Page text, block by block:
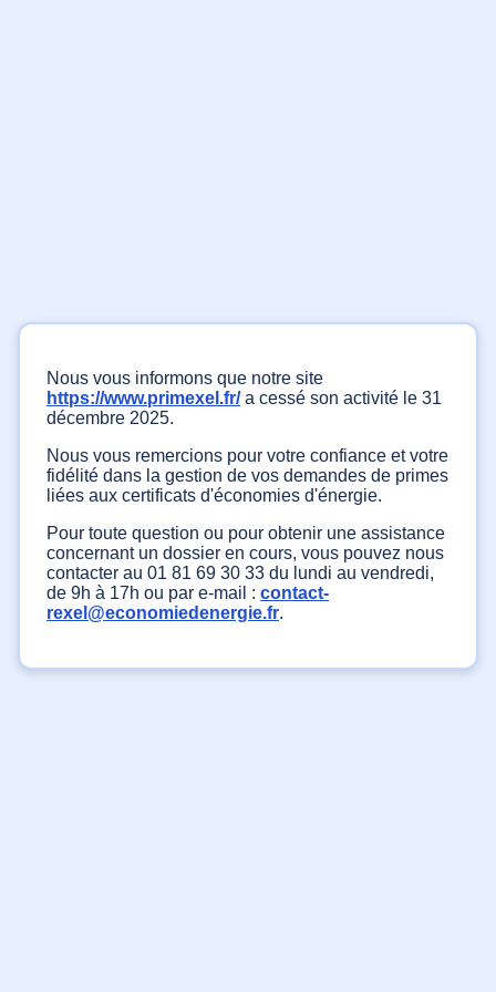
Nous vous informons que notre site
https://www.primexel.fr/a cessé son activité le 31
décembre 2025.
Nous vous remercions pour votre confiance et votre
fidélité dans la gestion de vos demandes de primes
liées aux certificats d'économies d'énergie.
Pour toute question ou pour obtenir une assistance
concernant un dossier en cours, vous pouvez nous
contacter au 01 81 69 30 33 du lundi au vendredi,
de 9h à 17h ou par e-mail : contact-
rexel@economiedenergie.fr.